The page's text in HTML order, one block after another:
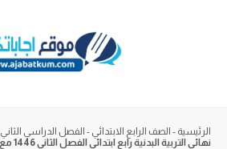
الرئيسية - الصف الرابع الابتدائي - الفصل الدراسي الثاني
نهائي التربية البدنية رابع ابتدائي الفصل الثاني 1446 مع نموذج الاجابة